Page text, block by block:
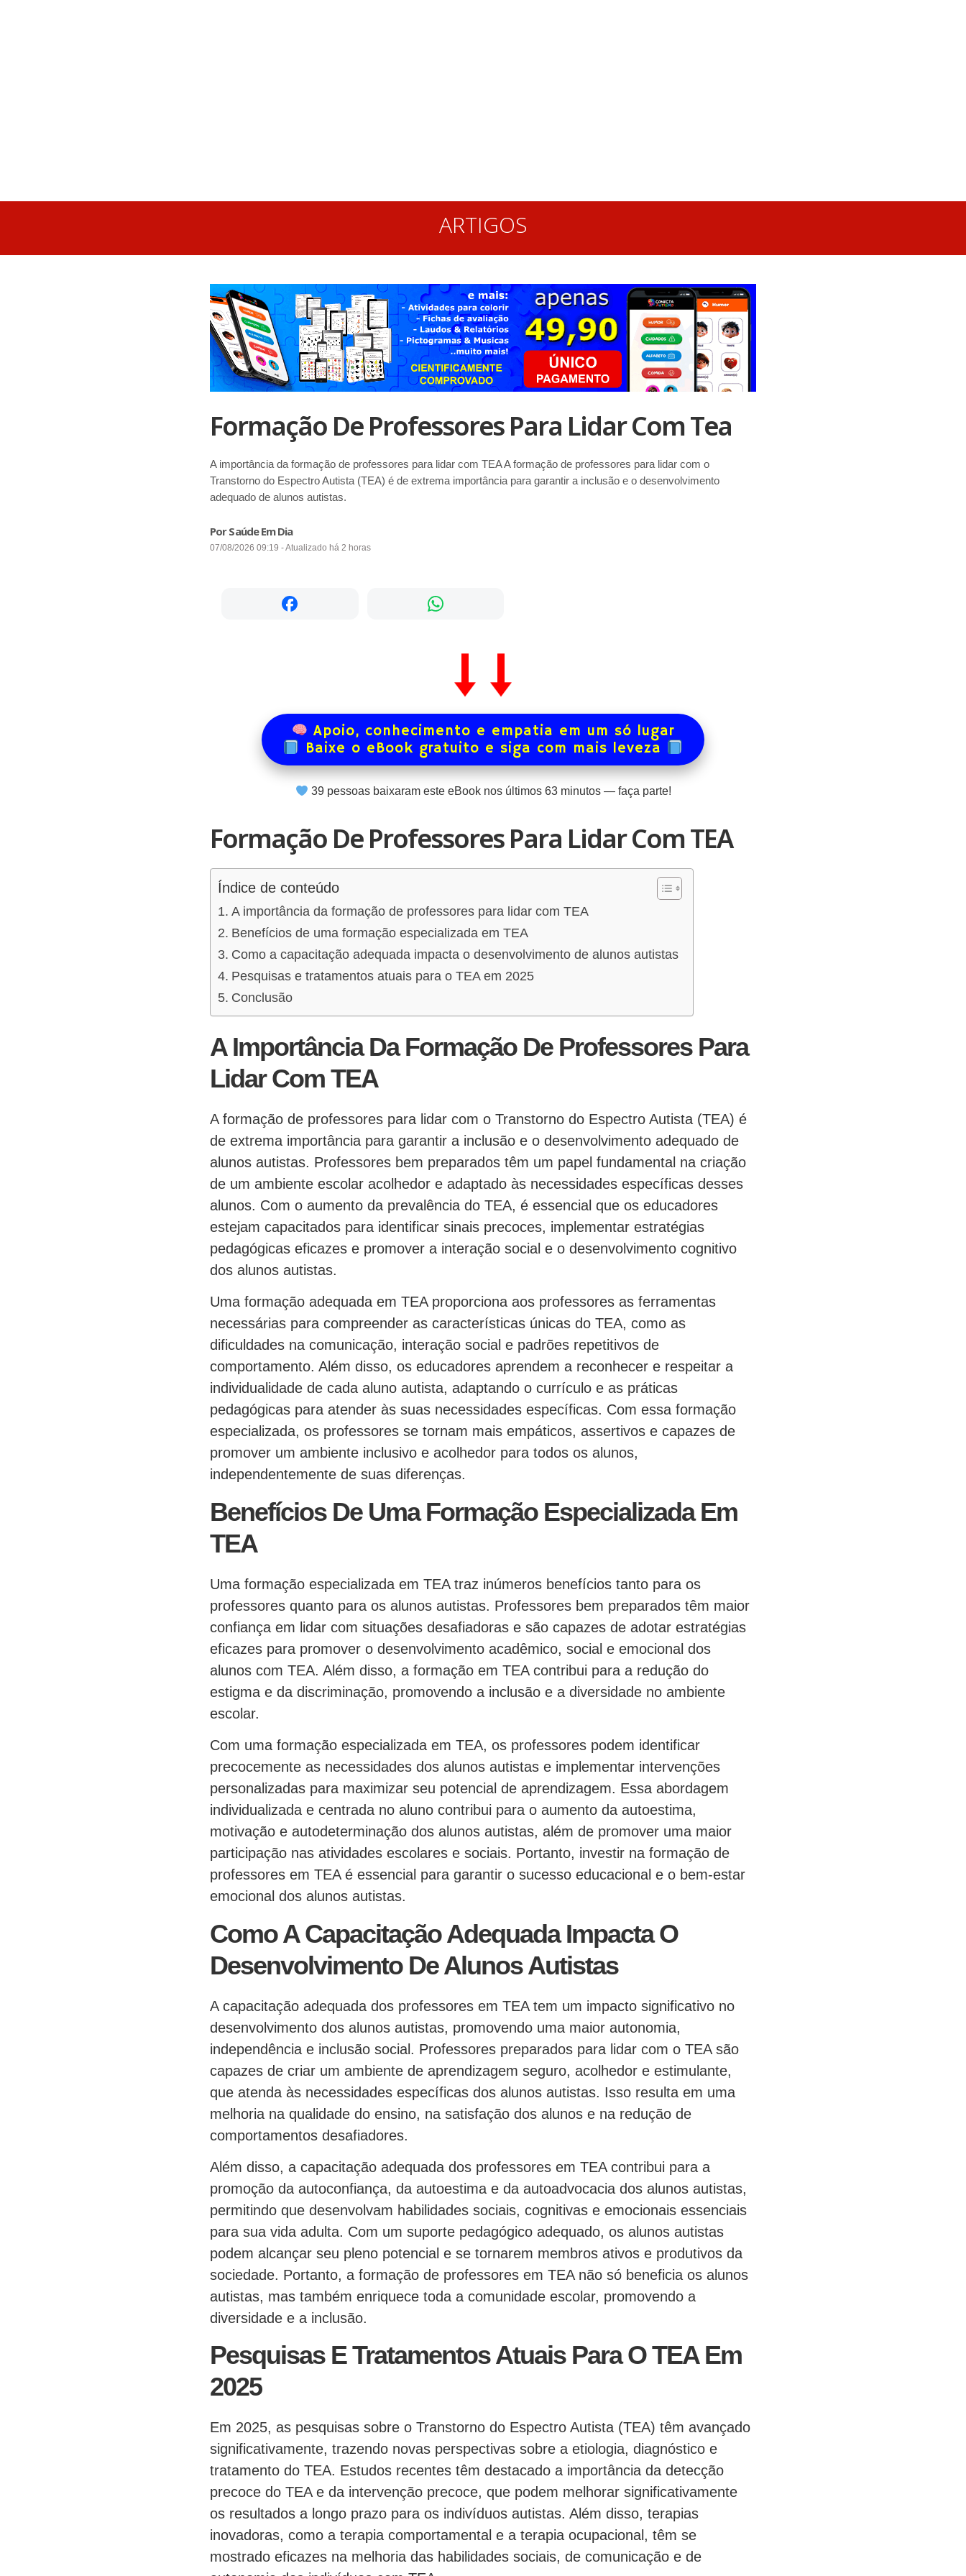
ARTIGOS
Formação De Professores Para Lidar Com Tea
A importância da formação de professores para lidar com TEA A formação de professores para lidar com o
Transtorno do Espectro Autista (TEA) é de extrema importância para garantir a inclusão e o desenvolvimento
adequado de alunos autistas.
Por Saúde Em Dia
07/08/2026 09:19 - Atualizado há 2 horas
Apoio, conhecimento e empatia em um só lugar
Baixe o eBook gratuito e siga com mais leveza
39pessoas baixaram este eBook nos últimos 63minutos — faça parte!
Formação De Professores Para Lidar Com TEA
Índice de conteúdo
A importância da formação de professores para lidar com TEA
Benefícios de uma formação especializada em TEA
Como a capacitação adequada impacta o desenvolvimento de alunos autistas
Pesquisas e tratamentos atuais para o TEA em 2025
Conclusão
A Importância Da Formação De Professores Para
Lidar Com TEA
A formação de professores para lidar com o Transtorno do Espectro Autista (TEA) é
de extrema importância para garantir a inclusão e o desenvolvimento adequado de
alunos autistas. Professores bem preparados têm um papel fundamental na criação
de um ambiente escolar acolhedor e adaptado às necessidades específicas desses
alunos. Com o aumento da prevalência do TEA, é essencial que os educadores
estejam capacitados para identificar sinais precoces, implementar estratégias
pedagógicas eficazes e promover a interação social e o desenvolvimento cognitivo
dos alunos autistas.
Uma formação adequada em TEA proporciona aos professores as ferramentas
necessárias para compreender as características únicas do TEA, como as
dificuldades na comunicação, interação social e padrões repetitivos de
comportamento. Além disso, os educadores aprendem a reconhecer e respeitar a
individualidade de cada aluno autista, adaptando o currículo e as práticas
pedagógicas para atender às suas necessidades específicas. Com essa formação
especializada, os professores se tornam mais empáticos, assertivos e capazes de
promover um ambiente inclusivo e acolhedor para todos os alunos,
independentemente de suas diferenças.
Benefícios De Uma Formação Especializada Em
TEA
Uma formação especializada em TEA traz inúmeros benefícios tanto para os
professores quanto para os alunos autistas. Professores bem preparados têm maior
confiança em lidar com situações desafiadoras e são capazes de adotar estratégias
eficazes para promover o desenvolvimento acadêmico, social e emocional dos
alunos com TEA. Além disso, a formação em TEA contribui para a redução do
estigma e da discriminação, promovendo a inclusão e a diversidade no ambiente
escolar.
Com uma formação especializada em TEA, os professores podem identificar
precocemente as necessidades dos alunos autistas e implementar intervenções
personalizadas para maximizar seu potencial de aprendizagem. Essa abordagem
individualizada e centrada no aluno contribui para o aumento da autoestima,
motivação e autodeterminação dos alunos autistas, além de promover uma maior
participação nas atividades escolares e sociais. Portanto, investir na formação de
professores em TEA é essencial para garantir o sucesso educacional e o bem-estar
emocional dos alunos autistas.
Como A Capacitação Adequada Impacta O
Desenvolvimento De Alunos Autistas
A capacitação adequada dos professores em TEA tem um impacto significativo no
desenvolvimento dos alunos autistas, promovendo uma maior autonomia,
independência e inclusão social. Professores preparados para lidar com o TEA são
capazes de criar um ambiente de aprendizagem seguro, acolhedor e estimulante,
que atenda às necessidades específicas dos alunos autistas. Isso resulta em uma
melhoria na qualidade do ensino, na satisfação dos alunos e na redução de
comportamentos desafiadores.
Além disso, a capacitação adequada dos professores em TEA contribui para a
promoção da autoconfiança, da autoestima e da autoadvocacia dos alunos autistas,
permitindo que desenvolvam habilidades sociais, cognitivas e emocionais essenciais
para sua vida adulta. Com um suporte pedagógico adequado, os alunos autistas
podem alcançar seu pleno potencial e se tornarem membros ativos e produtivos da
sociedade. Portanto, a formação de professores em TEA não só beneficia os alunos
autistas, mas também enriquece toda a comunidade escolar, promovendo a
diversidade e a inclusão.
Pesquisas E Tratamentos Atuais Para O TEA Em
2025
Em 2025, as pesquisas sobre o Transtorno do Espectro Autista (TEA) têm avançado
significativamente, trazendo novas perspectivas sobre a etiologia, diagnóstico e
tratamento do TEA. Estudos recentes têm destacado a importância da detecção
precoce do TEA e da intervenção precoce, que podem melhorar significativamente
os resultados a longo prazo para os indivíduos autistas. Além disso, terapias
inovadoras, como a terapia comportamental e a terapia ocupacional, têm se
mostrado eficazes na melhoria das habilidades sociais, de comunicação e de